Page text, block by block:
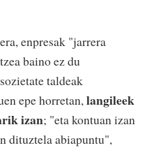
enpresak "jarrera
baino ez du
taldeak
epe horretan,langileek
izan; "eta kontuan izan
dituztela abiapuntu",